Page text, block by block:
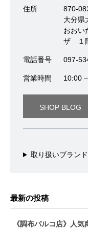
住所
870-
大分県
おお
ザ １
電話番号 097-
営業時間 10:00
SHOP BLOG
取り扱いブラン
最新の投稿
《調布パルコ店》人気